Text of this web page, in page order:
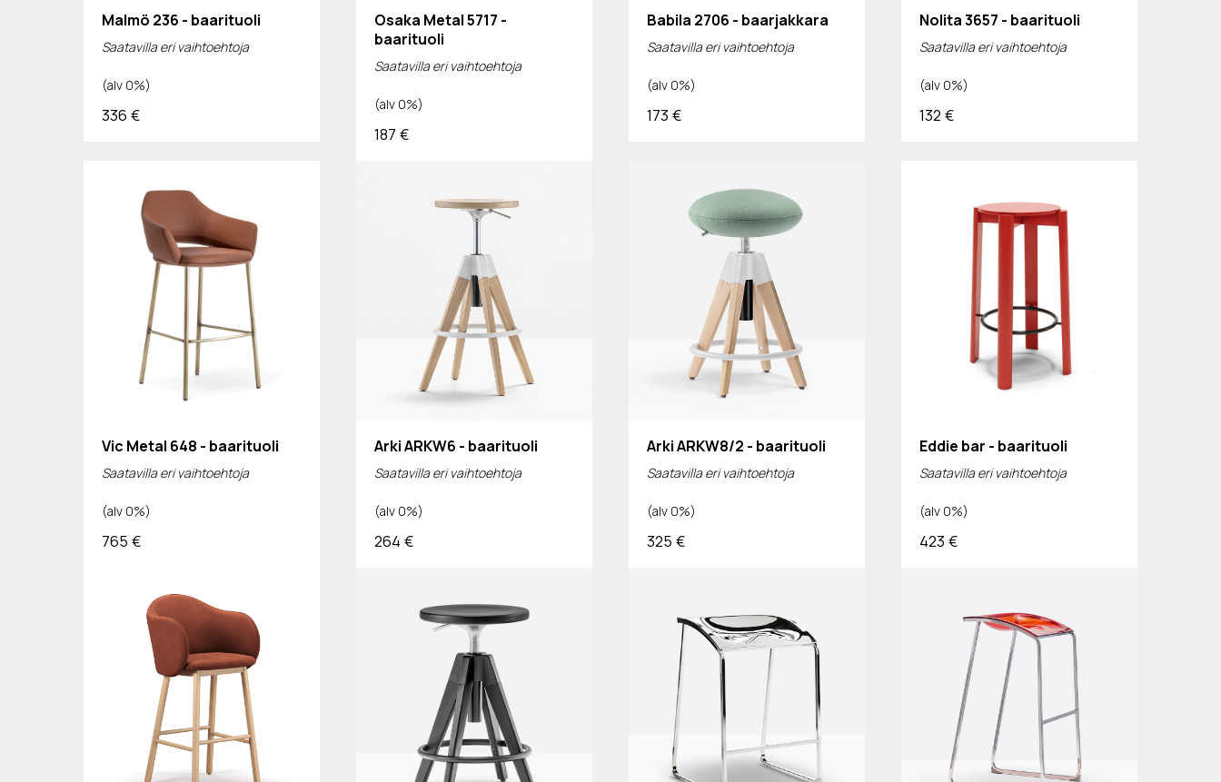
Malmö 236 - baarituoli
Saatavilla eri vaihtoehtoja
(alv 0%)
336 €
Osaka Metal 5717 -
baarituoli
Saatavilla eri vaihtoehtoja
(alv 0%)
187 €
Babila 2706 - baarjakkara
Saatavilla eri vaihtoehtoja
(alv 0%)
173 €
Nolita 3657 - baarituoli
Saatavilla eri vaihtoehtoja
(alv 0%)
132 €
Vic Metal 648 - baarituoli
Saatavilla eri vaihtoehtoja
(alv 0%)
765 €
Arki ARKW6 - baarituoli
Saatavilla eri vaihtoehtoja
(alv 0%)
264 €
Arki ARKW8/2 - baarituoli
Saatavilla eri vaihtoehtoja
(alv 0%)
325 €
Eddie bar - baarituoli
Saatavilla eri vaihtoehtoja
(alv 0%)
423 €